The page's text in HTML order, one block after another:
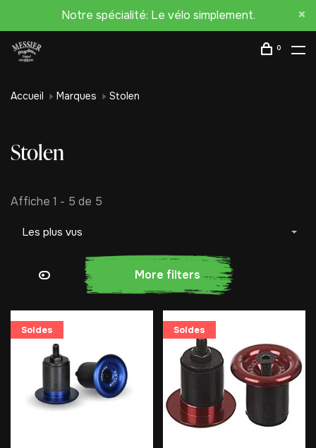
Notre spécialité: Le vélo simplement.
0
Accueil Marques Stolen
Stolen
Affiche 1 - 5 de 5
Les plus vus
More filters
Soldes Soldes